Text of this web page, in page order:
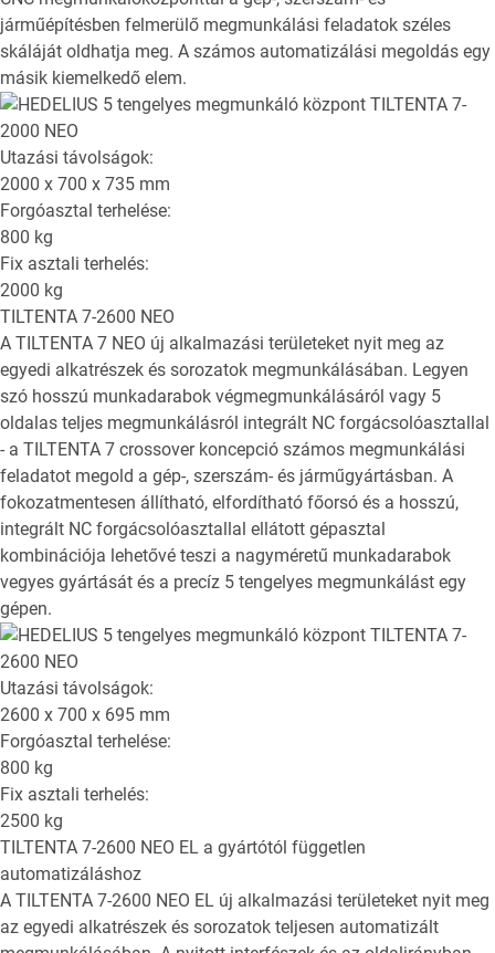
járműépítésben felmerülő megmunkálási feladatok széles
skáláját oldhatja meg. A számos automatizálási megoldás egy
másik kiemelkedő elem.
Utazási távolságok:
2000 x 700 x 735 mm
Forgóasztal terhelése:
800 kg
Fix asztali terhelés:
2000 kg
TILTENTA 7-2600 NEO
A TILTENTA 7 NEO új alkalmazási területeket nyit meg az
egyedi alkatrészek és sorozatok megmunkálásában. Legyen
szó hosszú munkadarabok végmegmunkálásáról vagy 5
oldalas teljes megmunkálásról integrált NC forgácsolóasztallal
- a TILTENTA 7 crossover koncepció számos megmunkálási
feladatot megold a gép-, szerszám- és járműgyártásban. A
fokozatmentesen állítható, elfordítható főorsó és a hosszú,
integrált NC forgácsolóasztallal ellátott gépasztal
kombinációja lehetővé teszi a nagyméretű munkadarabok
vegyes gyártását és a precíz 5 tengelyes megmunkálást egy
gépen.
Utazási távolságok:
2600 x 700 x 695 mm
Forgóasztal terhelése:
800 kg
Fix asztali terhelés:
2500 kg
TILTENTA 7-2600 NEO EL a gyártótól független
automatizáláshoz
A TILTENTA 7-2600 NEO EL új alkalmazási területeket nyit meg
az egyedi alkatrészek és sorozatok teljesen automatizált